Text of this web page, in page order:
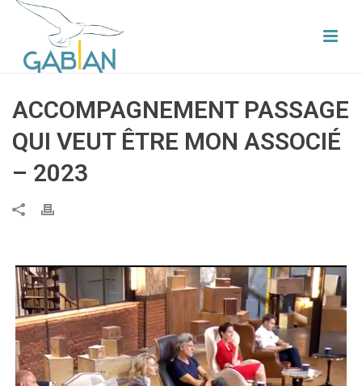
ACCOMPAGNEMENT PASSAGE
QUI VEUT ÊTRE MON ASSOCIÉ
– 2023